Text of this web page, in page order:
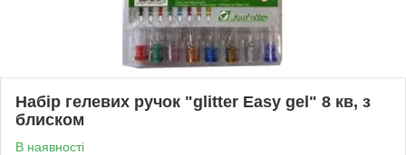
Набір гелевих ручок "glitter Easy gel" 8 кв, з
блиском
В наявності